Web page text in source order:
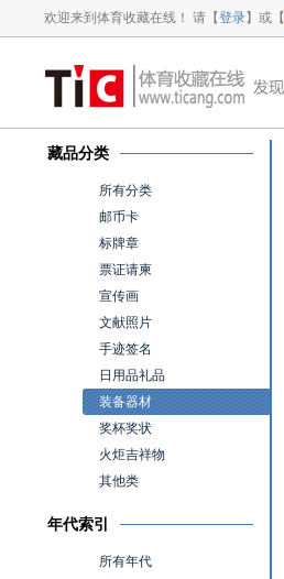
欢迎来到体育收藏在线！ 请【登录】或【
藏品分类
所有分类
邮币卡
标牌章
票证请柬
宣传画
文献照片
手迹签名
日用品礼品
装备器材
奖杯奖状
火炬吉祥物
其他类
年代索引
所有年代